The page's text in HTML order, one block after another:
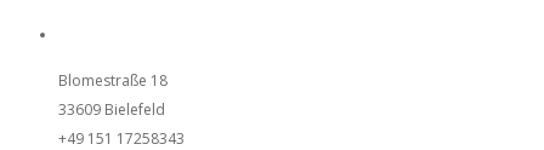
Blomestraße 18
33609 Bielefeld
+49 151 17258343